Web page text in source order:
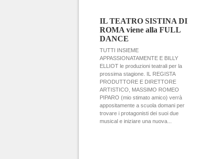
IL TEATRO SISTINA DI
ROMA viene alla FULL
DANCE
TUTTI INSIEME
APPASSIONATAMENTE E BILLY
ELLIOT le produzioni teatrali per la
prossima stagione. IL REGISTA
PRODUTTORE E DIRETTORE
ARTISTICO, MASSIMO ROMEO
PIPARO (mio stimato amico) verrà
appositamente a scuola domani per
trovare i protagonisti dei suoi due
musical e iniziare una nuova...